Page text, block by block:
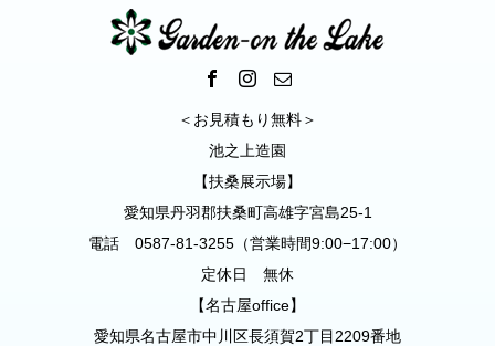
＜お見積もり無料＞
池之上造園
【扶桑展示場】
愛知県丹羽郡扶桑町高雄字宮島25-1
電話 0587-81-3255（営業時間9:00−17:00）
定休日 無休
【名古屋office】
愛知県名古屋市中川区長須賀2丁目2209番地